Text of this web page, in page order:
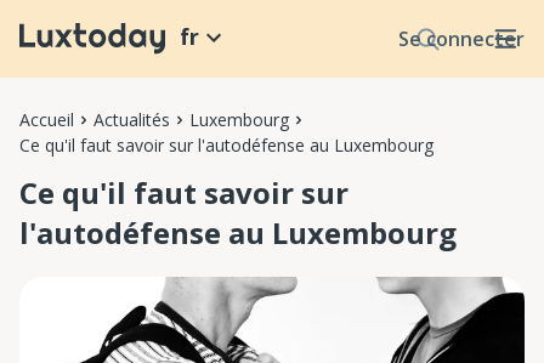
Se connecter
fr
Accueil Actualités
Luxembourg
Ce qu'il faut savoir sur l'autodéfense au Luxembourg
Ce qu'il faut savoir sur
l'autodéfense au Luxembourg